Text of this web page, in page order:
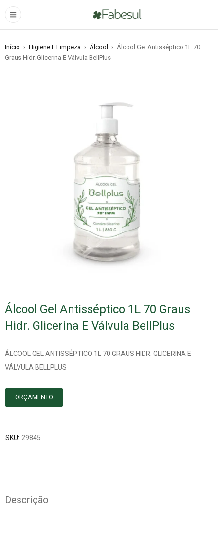
Início › Higiene E Limpeza › Álcool › Álcool Gel Antisséptico 1L 70
Graus Hidr. Glicerina E Válvula BellPlus
Álcool Gel Antisséptico 1L 70 Graus
Hidr. Glicerina E Válvula BellPlus
ÁLCOOL GEL ANTISSÉPTICO 1L 70 GRAUS HIDR. GLICERINA E
VÁLVULA BELLPLUS
ORÇAMENTO
SKU: 29845
Descrição